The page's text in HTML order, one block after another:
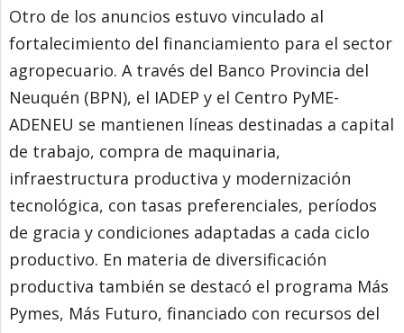
Otro de los anuncios estuvo vinculado al
fortalecimiento del financiamiento para el sector
agropecuario. A través del Banco Provincia del
Neuquén (BPN), el IADEP y el Centro PyME-
ADENEU se mantienen líneas destinadas a capital
de trabajo, compra de maquinaria,
infraestructura productiva y modernización
tecnológica, con tasas preferenciales, períodos
de gracia y condiciones adaptadas a cada ciclo
productivo. En materia de diversificación
productiva también se destacó el programa Más
Pymes, Más Futuro, financiado con recursos del